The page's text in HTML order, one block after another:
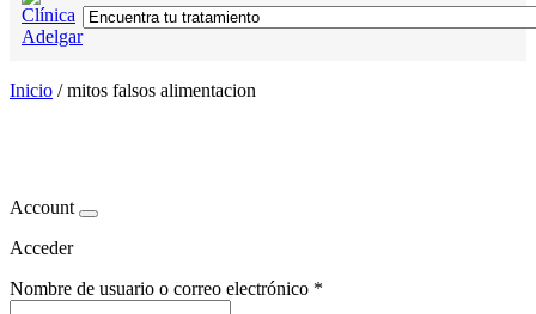
Inicio /mitos falsos alimentacion
Account
Acceder
Nombre de usuario o correo electrónico *